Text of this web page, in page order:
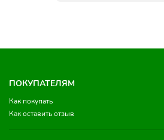
ПОКУПАТЕЛЯМ
Как покупать
Как оставить отзыв